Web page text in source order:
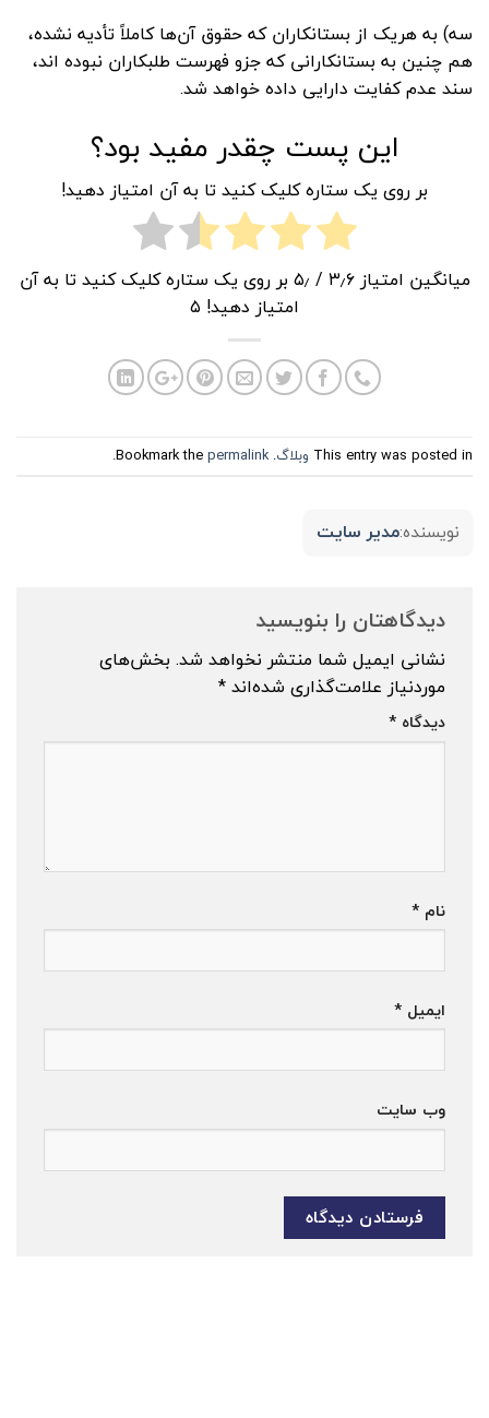
سه) به هریک از بستانکاران که حقوق آن‌ها کاملاً تأدیه نشده،
هم چنین به بستانکارانی که جزو فهرست طلبکاران نبوده اند،
سند عدم کفایت دارایی داده خواهد شد.
این پست چقدر مفید بود؟
بر روی یک ستاره کلیک کنید تا به آن امتیاز دهید!
میانگین امتیاز۳٫۶
/ ۵٫ بر روی یک ستاره کلیک کنید تا به آن
امتیاز دهید! ۵
This entry was posted in وبلاگ. Bookmark the
permalink
.
نویسنده:مدیر سایت
دیدگاهتان را بنویسید
نشانی ایمیل شما منتشر نخواهد شد. بخش‌های
موردنیاز علامت‌گذاری شده‌اند*
دیدگاه *
نام *
ایمیل *
وب‌ سایت